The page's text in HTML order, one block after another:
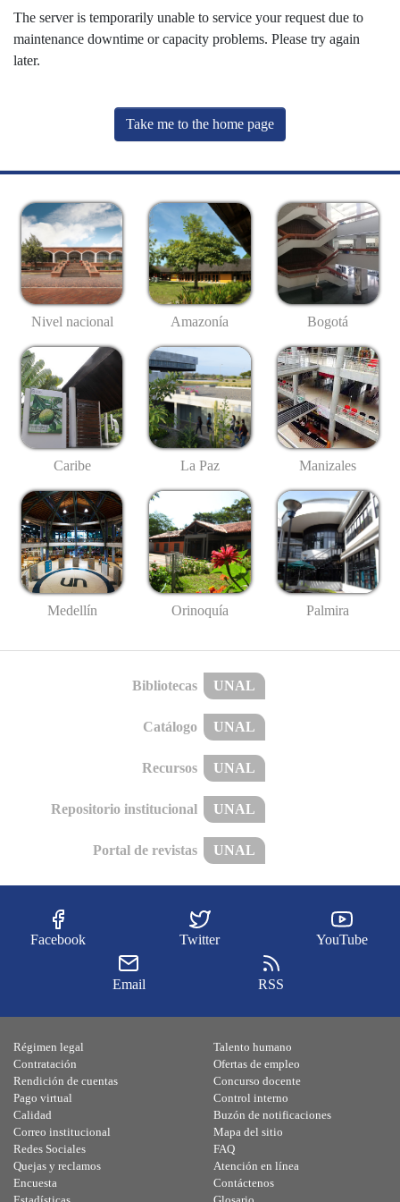
The server is temporarily unable to service your request due to
maintenance downtime or capacity problems. Please try again
later.
Take me to the home page
Nivel nacional Amazonía Bogotá
Caribe La Paz Manizales
Medellín Orinoquía Palmira
Bibliotecas UNAL
Catálogo UNAL
Recursos UNAL
Repositorio institucional UNAL
Portal de revistas UNAL
Facebook Twitter YouTube
Email RSS
Régimen legal
Contratación
Rendición de cuentas
Pago virtual
Calidad
Talento humano
Ofertas de empleo
Concurso docente
Control interno
Buzón de notificaciones
Correo institucional
Redes Sociales
Quejas y reclamos
Encuesta
Mapa del sitio
FAQ
Atención en línea
Contáctenos